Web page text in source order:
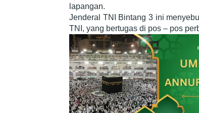
lapangan.
Jenderal TNI Bintang 3 ini
TNI, yang bertugas di pos – pos